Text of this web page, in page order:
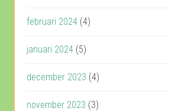
februari 2024 (4)
januari 2024 (5)
december 2023 (4)
november 2023 (3)